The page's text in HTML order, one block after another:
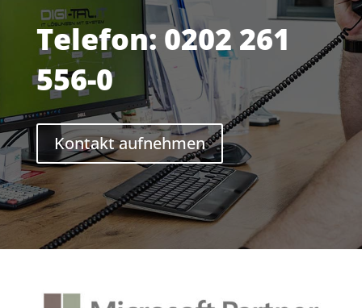
Telefon: 0202 261
556-0
Kontakt aufnehmen